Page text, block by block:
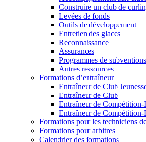
Construire un club de
Levées de fonds
Outils de développement
Entretien des glaces
Reconnaissance
Assurances
Programmes de subventions
Autres ressources
Formations d’entraîneur
Entraîneur de Club
Entraîneur de Club
Entraîneur de Compétition-
Entraîneur de Compétition-
Formations pour les techniciens
Formations pour arbitres
Calendrier des formations